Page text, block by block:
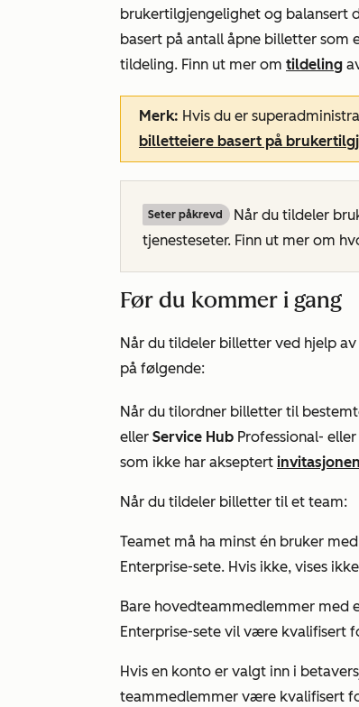
brukertilgjengelighet og balansert
basert på antall åpne billetter som
tildeling. Finn ut mer om tildeling
Merk: Hvis du er
billetteiere basert på
Seter påkrevd
Når du tildeler
tjenesteseter. Finn ut mer om
Før du kommer i gang
Når du tildeler billetter ved hjelp
på følgende:
Når du tilordner billetter til
eller Service Hub Professional- eller
som ikke har akseptert
Når du tildeler billetter til et team:
Teamet må ha minst én bruker
Enterprise-sete. Hvis ikke, vises
Bare hovedteammedlemmer med
Enterprise-sete vil være kvalifisert
Hvis en konto er valgt inn i
teammedlemmer være kvalifisert